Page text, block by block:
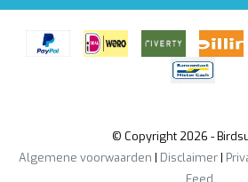
© Copyright 2026 -
Algemene voorwaarden | Disclaimer|
Feed